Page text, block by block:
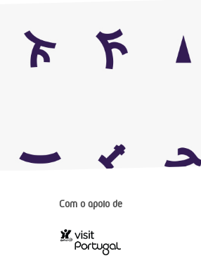
Com o apoio de